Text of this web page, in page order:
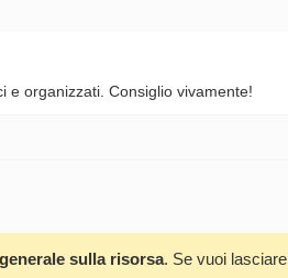
e organizzati. Consiglio vivamente!
sulla risorsa. Se vuoi lasciare